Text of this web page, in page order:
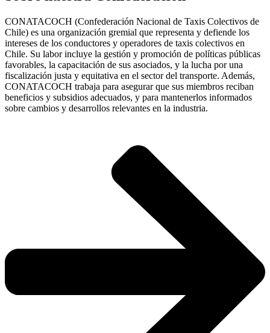
CONATACOCH (Confederación Nacional de Taxis Colectivos de
Chile) es una organización gremial que representa y defiende los
intereses de los conductores y operadores de taxis colectivos en
Chile. Su labor incluye la gestión y promoción de políticas públicas
favorables, la capacitación de sus asociados, y la lucha por una
fiscalización justa y equitativa en el sector del transporte. Además,
CONATACOCH trabaja para asegurar que sus miembros reciban
beneficios y subsidios adecuados, y para mantenerlos informados
sobre cambios y desarrollos relevantes en la industria.